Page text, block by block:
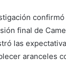
final de
las
aranceles